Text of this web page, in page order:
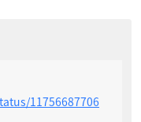
11756687706